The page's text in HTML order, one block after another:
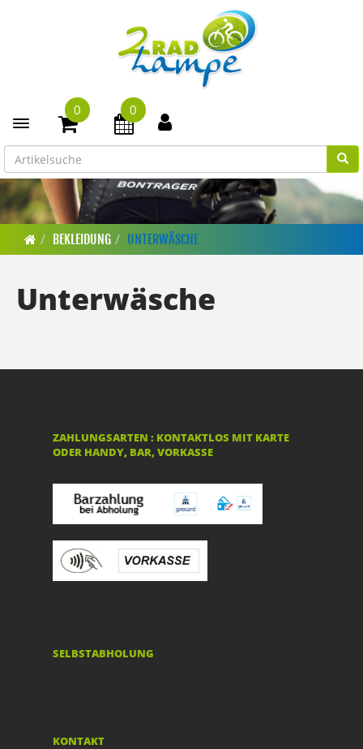
Toggle navigation
0 0
BEKLEIDUNG UNTERWÄSCHE
Unterwäsche
ZAHLUNGSARTEN : KONTAKTLOS MIT KARTE
ODER HANDY, BAR, VORKASSE
SELBSTABHOLUNG
KONTAKT